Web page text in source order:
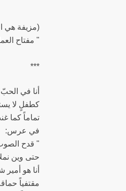
(مزيفة هي
" مفتاح
***
أنا في الحبّ
كطفلٍ لا
تماماً كما
في عرس:
" قدح
حتى وين
أنا هو أمير
مقتفياً